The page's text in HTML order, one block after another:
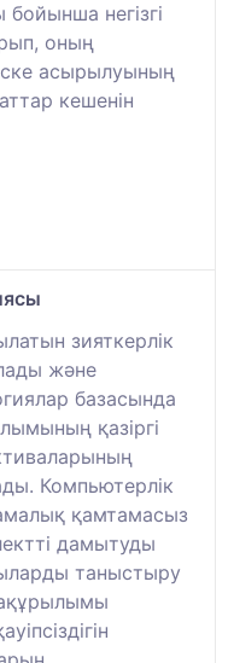
негізгі
оның
асырылуының
кешенін
зияткерлік
және
базасында
қазіргі
Компьютерлік
қамтамасыз
дамытуды
таныстыру